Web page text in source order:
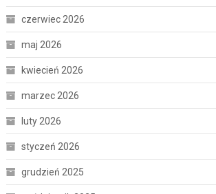
czerwiec 2026
maj 2026
kwiecień 2026
marzec 2026
luty 2026
styczeń 2026
grudzień 2025